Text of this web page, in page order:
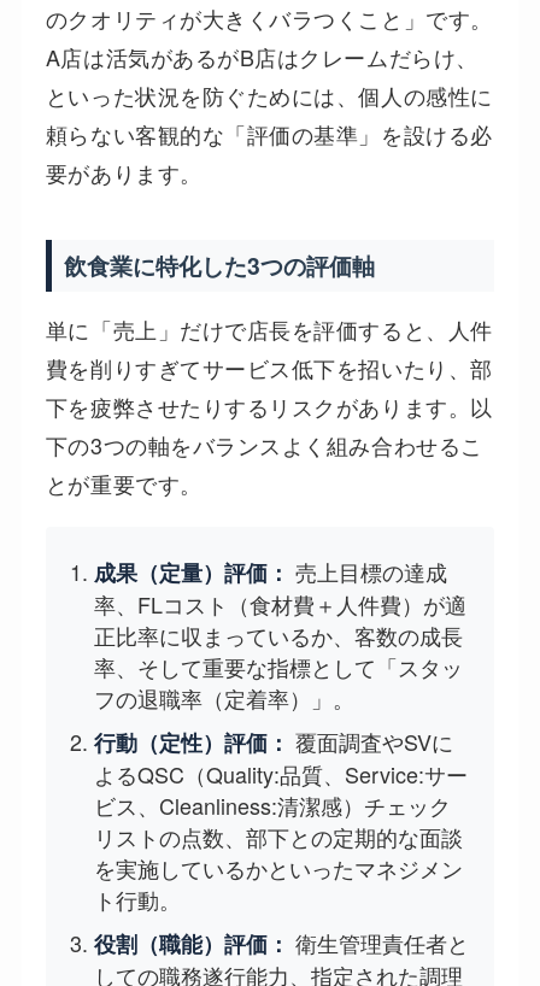
のクオリティが大きくバラつくこと」です。
A店は活気があるがB店はクレームだらけ、
といった状況を防ぐためには、個人の感性に
頼らない客観的な「評価の基準」を設ける必
要があります。
飲食業に特化した3つの評価軸
単に「売上」だけで店長を評価すると、人件
費を削りすぎてサービス低下を招いたり、部
下を疲弊させたりするリスクがあります。以
下の3つの軸をバランスよく組み合わせるこ
とが重要です。
成果（定量）評価： 売上目標の達成
率、FLコスト（食材費＋人件費）が適
正比率に収まっているか、客数の成長
率、そして重要な指標として「スタッ
フの退職率（定着率）」。
行動（定性）評価： 覆面調査やSVに
よるQSC（Quality:品質、Service:サー
ビス、Cleanliness:清潔感）チェック
リストの点数、部下との定期的な面談
を実施しているかといったマネジメン
ト行動。
役割（職能）評価： 衛生管理責任者と
しての職務遂行能力、指定された調理